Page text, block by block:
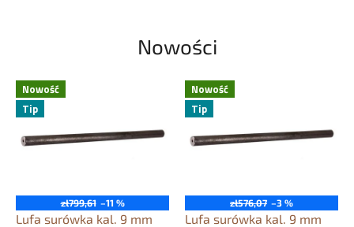
Nowości
Nowość
Tip
zł799,61 –11 %
Lufa surówka kal. 9 mm
Nowość
Tip
zł576,07 –3 %
Lufa surówka kal. 9 mm